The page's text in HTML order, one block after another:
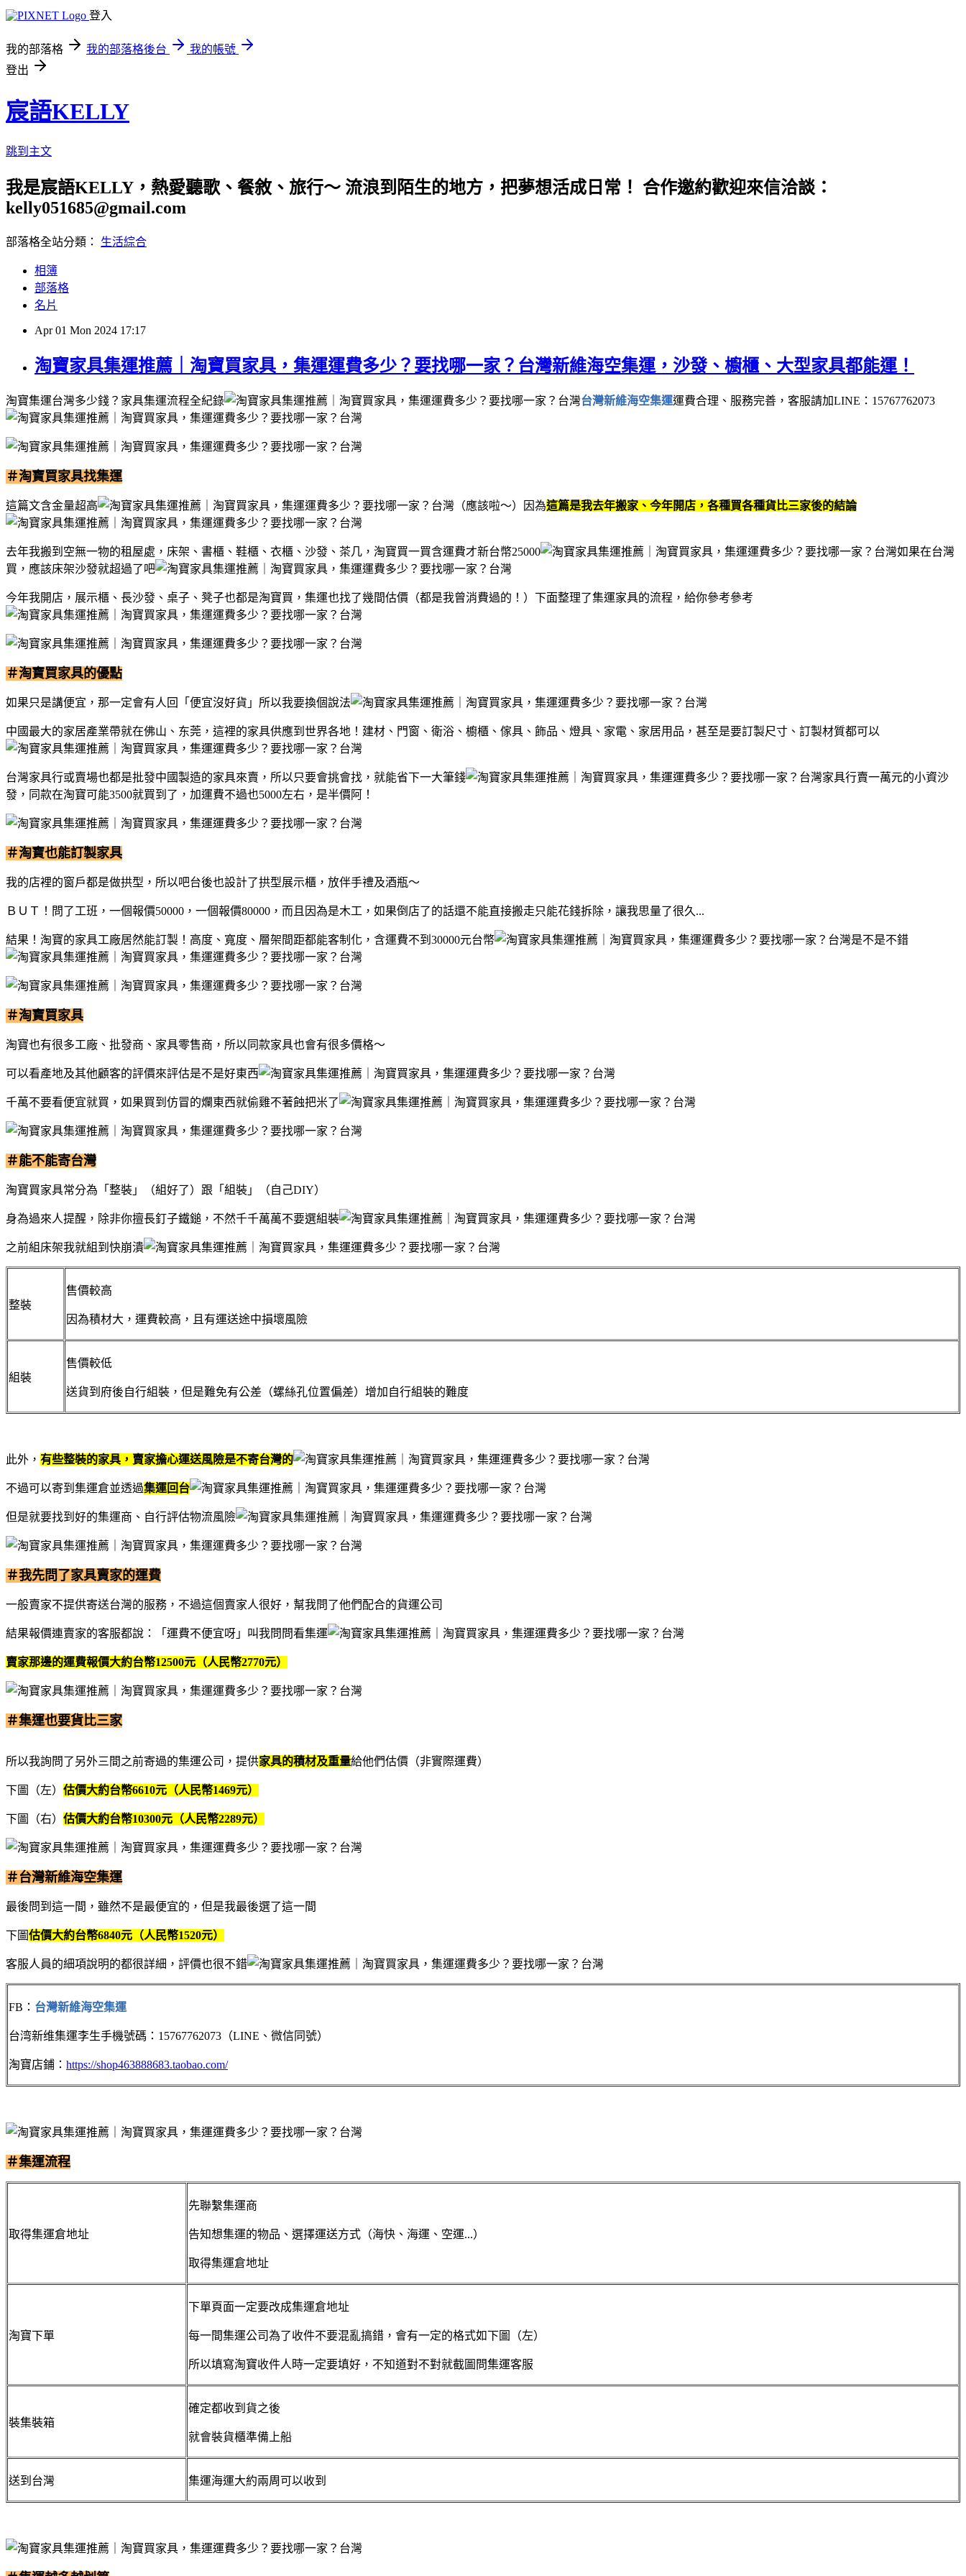
登入
我的部落格 我的部落格後台
我的帳號
登出
宸語KELLY
跳到主文
我是宸語KELLY，熱愛聽歌、餐敘、旅行～ 流浪到陌生的地方，把夢想活成日常！ 合作邀約歡迎來信洽談：
kelly051685@gmail.com
部落格全站分類： 生活綜合
相簿
部落格
名片
Apr 01 Mon 2024 17:17
淘寶家具集運推薦｜淘寶買家具，集運運費多少？要找哪一家？台灣新維海空集運，沙發、櫥櫃、大型家具都能運！
淘寶集運台灣多少錢？家具集運流程全紀錄 台灣新維海空集運運費合理、服務完善，客服請加LINE：15767762073
＃淘寶買家具找集運
這篇文含金量超高 （應該啦～）因為這篇是我去年搬家、今年開店，各種買各種貨比三家後的結論
去年我搬到空無一物的租屋處，床架、書櫃、鞋櫃、衣櫃、沙發、茶几，淘寶買一買含運費才新台幣25000
如果在台灣
買，應該床架沙發就超過了吧
今年我開店，展示櫃、長沙發、桌子、凳子也都是淘寶買，集運也找了幾間估價（都是我曾消費過的！）下面整理了集運家具的流程，給你參考參考
＃淘寶買家具的優點
如果只是講便宜，那一定會有人回「便宜沒好貨」所以我要換個說法
中國最大的家居產業帶就在佛山、东莞，這裡的家具供應到世界各地！建材、門窗、衛浴、櫥櫃、傢具、飾品、燈具、家電、家居用品，甚至是要訂製尺寸、訂製材質都可以
台灣家具行或賣場也都是批發中國製造的家具來賣，所以只要會挑會找，就能省下一大筆錢
家具行賣一萬元的小資沙
發，同款在淘寶可能3500就買到了，加運費不過也5000左右，是半價阿！
＃淘寶也能訂製家具
我的店裡的窗戶都是做拱型，所以吧台後也設計了拱型展示櫃，放伴手禮及酒瓶～
ＢＵＴ！問了工班，一個報價50000，一個報價80000，而且因為是木工，如果倒店了的話還不能直接搬走只能花錢拆除，讓我思量了很久...
結果！淘寶的家具工廠居然能訂製！高度、寬度、層架間距都能客制化，含運費不到30000元台幣 是不是不錯
＃淘寶買家具
淘寶也有很多工廠、批發商、家具零售商，所以同款家具也會有很多價格～
可以看產地及其他顧客的評價來評估是不是好東西
千萬不要看便宜就買，如果買到仿冒的爛東西就偷雞不著蝕把米了
＃能不能寄台灣
淘寶買家具常分為「整裝」（組好了）跟「組裝」（自己DIY）
身為過來人提醒，除非你擅長釘子鐵鎚，不然千千萬萬不要選組裝
之前組床架我就組到快崩潰
整裝
售價較高
因為積材大，運費較高，且有運送途中損壞風險
組裝
售價較低
送貨到府後自行組裝，但是難免有公差（螺絲孔位置偏差）增加自行組裝的難度
此外， 有些整裝的家具，賣家擔心運送風險是不寄台灣的
不過可以寄到集運倉並透過集運回台
但是就要找到好的集運商、自行評估物流風險
＃我先問了家具賣家的運費
一般賣家不提供寄送台灣的服務，不過這個賣家人很好，幫我問了他們配合的貨運公司
結果報價連賣家的客服都說：「運費不便宜呀」叫我問問看集運
賣家那邊的運費報價大約台幣12500元（人民幣2770元）
＃集運也要貨比三家
所以我詢問了另外三間之前寄過的集運公司，提供家具的積材及重量給他們估價（非實際運費）
下圖（左） 估價大約台幣6610元（人民幣1469元）
下圖（右） 估價大約台幣10300元（人民幣2289元）
＃台灣新維海空集運
最後問到這一間，雖然不是最便宜的，但是我最後選了這一間
下圖估價大約台幣6840元（人民幣1520元）
客服人員的細項說明的都很詳細，評價也很不錯
FB： 台灣新維海空集運
台湾新维集運李生手機號碼：15767762073（LINE、微信同號）
淘寶店鋪： https://shop463888683.taobao.com/
＃集運流程
取得集運倉地址
先聯繫集運商
告知想集運的物品、選擇運送方式（海快、海運、空運...）
取得集運倉地址
淘寶下單
下單頁面一定要改成集運倉地址
每一間集運公司為了收件不要混亂搞錯，會有一定的格式如下圖（左）
所以填寫淘寶收件人時一定要填好，不知道對不對就截圖問集運客服
裝集裝箱
確定都收到貨之後
就會裝貨櫃準備上船
送到台灣 集運海運大約兩周可以收到